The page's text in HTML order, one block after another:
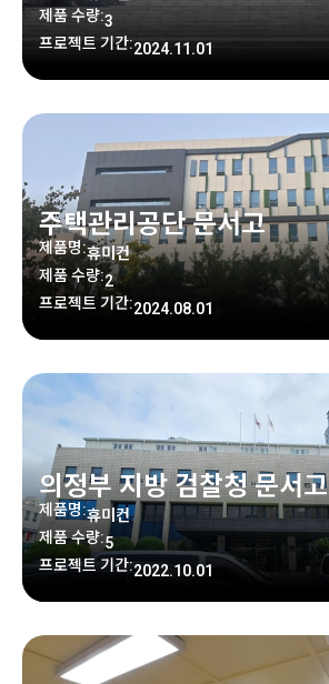
제품 수량:3
프로젝트 기간:2024.11.01
주택관리공단 문서고
제품명:휴미컨
제품 수량:2
프로젝트 기간:2024.08.01
의정부 지방 검찰청 문서고
제품명:휴미컨
제품 수량:5
프로젝트 기간:2022.10.01